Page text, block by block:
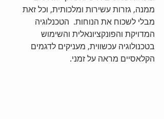
ממנה, גזרות עשירות ומלכותית, וכל זאת
מבלי לשכוח את הנוחות.  הטכנלוגיה
המדויקת והפונקציונאלית והשימוש
בטכנולוגיה עכשווית, מעניקים לדגמים
הקלאסיים מראה על זמני.